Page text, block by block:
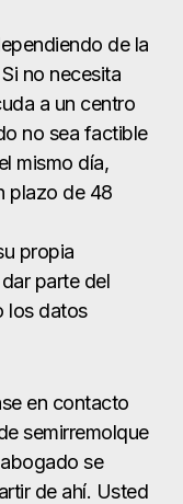
propia
parte del
los datos
en contacto
semirremolque
se
de ahí. Usted
en
del
de
que usted
futuras. Tratar
para un
de